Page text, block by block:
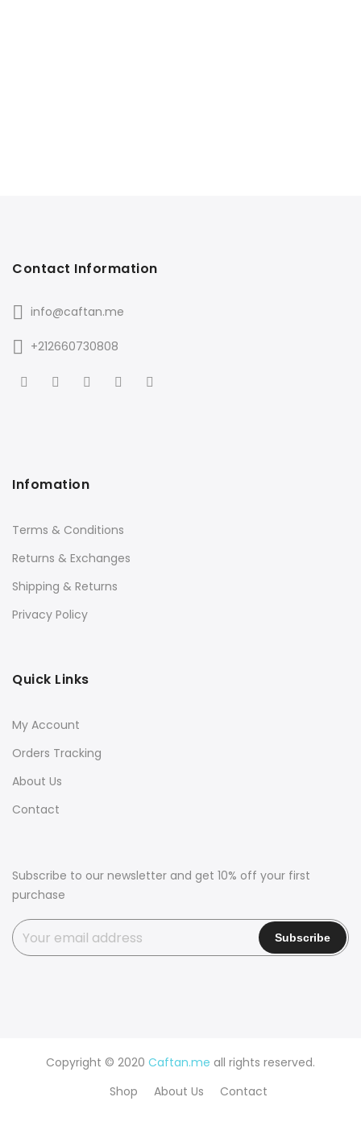
Contact Information
info@caftan.me
+212660730808
Infomation
Terms & Conditions
Returns & Exchanges
Shipping & Returns
Privacy Policy
Quick Links
My Account
Orders Tracking
About Us
Contact
Subscribe to our newsletter and get 10% off your first
purchase
Copyright © 2020 Caftan.me all rights reserved.
Shop
About Us Contact